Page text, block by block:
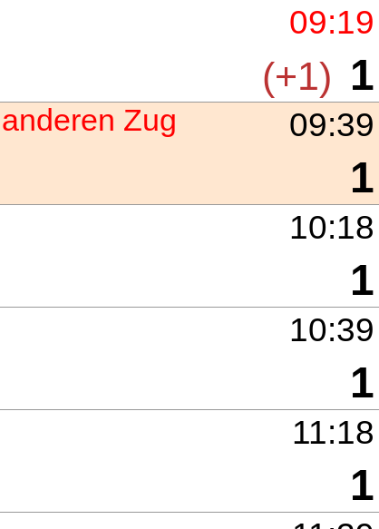
(+1) 1
09:19
Zug
1
09:39
1
10:18
1
10:39
1
11:18